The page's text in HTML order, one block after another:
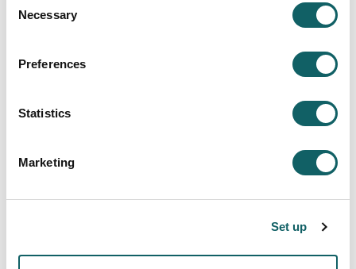
Selection
Necessary
Preferences
Statistics
Marketing
Set up
IKASLEEK IKERKETA LANETAN PARTE HARTZEN DUTE